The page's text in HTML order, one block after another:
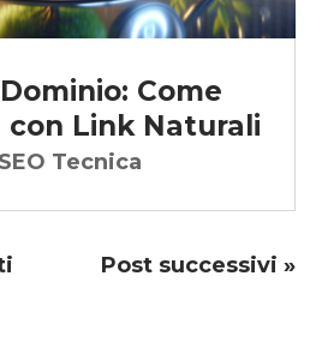
Come
con Link Naturali
SEO Tecnica
Post successivi »